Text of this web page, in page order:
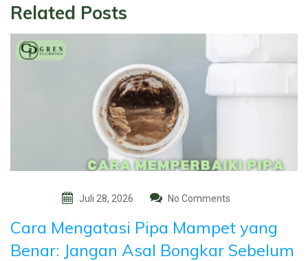
Related Posts
Juli 28, 2026 No Comments
Cara Mengatasi Pipa Mampet yang
Benar: Jangan Asal Bongkar Sebelum